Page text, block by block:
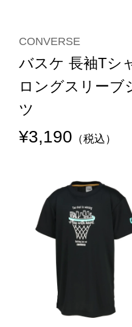
CONVERSE
バスケ 長袖Tシ
ロングスリーブ
ツ
¥3,190 （税込）